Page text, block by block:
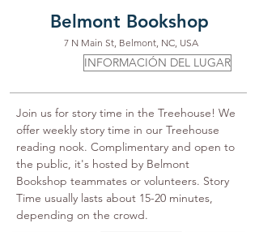
Belmont Bookshop
7 N Main St, Belmont, NC, USA
INFORMACIÓN DEL LUGAR
Join us for story time in the Treehouse! We
offer weekly story time in our Treehouse
reading nook. Complimentary and open to
the public, it's hosted by Belmont
Bookshop teammates or volunteers. Story
Time usually lasts about 15-20 minutes,
depending on the crowd.